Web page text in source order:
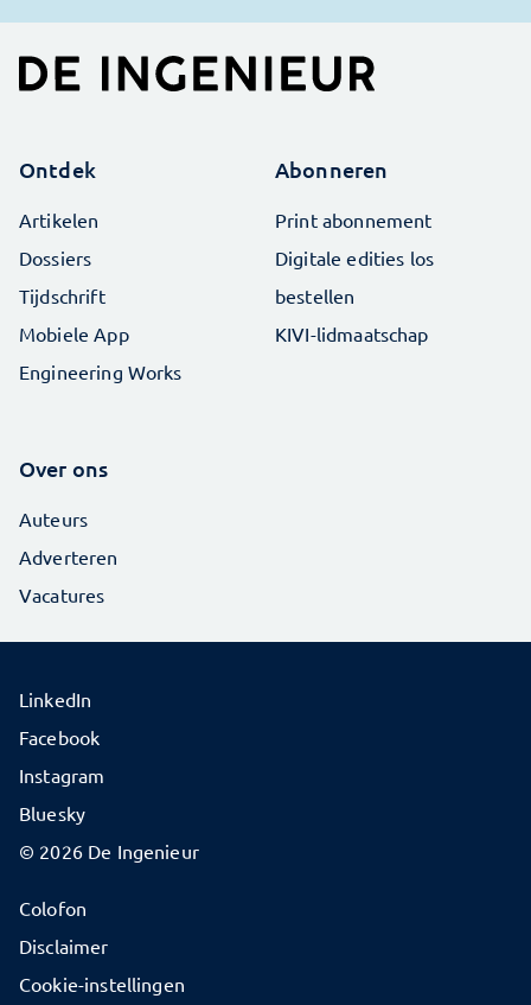
Ontdek
Artikelen
Dossiers
Tijdschrift
Mobiele App
Engineering Works
Abonneren
Print abonnement
Digitale edities los
bestellen
KIVI-lidmaatschap
Over ons
Auteurs
Adverteren
Vacatures
© 2026 De Ingenieur
Colofon
Disclaimer
Cookie-instellingen
LinkedIn
Facebook
Instagram
Bluesky